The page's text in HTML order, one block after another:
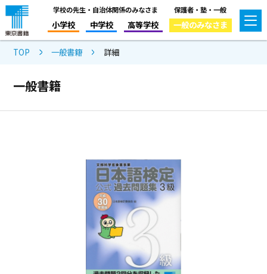
学校の先生・自治体関係のみなさま
小学校 中学校 高等学校
保護者・塾・一般
一般のみなさま
TOP 一般書籍 詳細
一般書籍